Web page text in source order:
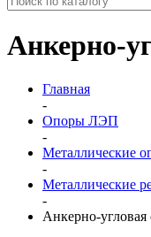
Анкерно-
Главная
-
Опоры ЛЭП
-
Металлические
-
Металлические
-
Анкерно-